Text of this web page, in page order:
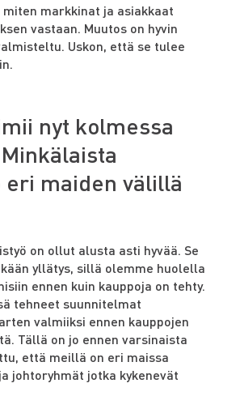
miten markkinat ja asiakkaat
vastaan. Muutos on hyvin
Uskon, että se tulee
nyt kolmessa
eri maiden välillä
on ollut alusta asti hyvää. Se
yllätys, sillä olemme huolella
ennen kuin kauppoja on tehty.
tehneet suunnitelmat
valmiiksi ennen kauppojen
Tällä on jo ennen varsinaista
että meillä on eri maissa
johtoryhmät jotka kykenevät